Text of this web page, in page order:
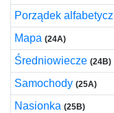
Porządek
Mapa (24A)
Średniowiecze (24B)
Samochody (25A)
Nasionka (25B)